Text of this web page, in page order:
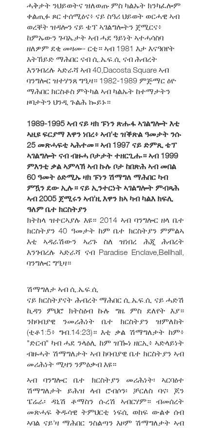
ሓቅታት ንህይወትና ዝለወጡ ምስ ካልኡት ክንካፈሎም
ቀልጢፉ ጾር ተሰሚዕና፥ ናይ ስዓሪ ህይወት ወርሓዊ ኣብ
ወረቐት ዝዳሎን ናይ ቴፕ ኣገልግሎትን ጀሚርና፥
ከምኡውን ጉባኤታት ኣብ ሓደ ዓይነት ኣተሓሳስባ
ዘለዎም ደቂ መዛሙ- ርቲ። ኣብ 1981 እታ እናዓበየት
እትኸይድ ማሕበር ናብ ሲ.ኤፍ.ሲ ናብ ሕብረት
እንገብረሉ ኣድራሻ ኣብ 40,Dacosta Square ኣብ
ባንግሎር ዝተሃንጸ ግዒዛ። 1982-1989 ምጅማር ዕዮ
ማሕበር ክርስቶስ ምትካል ኣብ ካልኡት ከተማታትን
ዞባታትን ህንዲ ጉልሕ ኰይኑ።
1989-1995 ኣብ ናይ ዛክ ፑነን ጽሑፋ ኣገልግሎት እቲ
ኣዚዩ ፍርያማ እዋን ነበረ፥ ኣብ'ቲ ዝቕጽል ዓመታት ንሱ
25 መጽሓፍቲ ኣሕተመ። ኣብ 1997 ናይ ድምጺ ቴፕ
ኣገልግሎት ናብ ብዙሓ ቦታታት ተዘርጊሑ። ኣብ 1999
ምእንቲ ቃል ኣምላኽ ኣብ ኩሉ ቦታ ከበጽሕ ኣብ መበል
60 ዓመት ዕድሚኡ ዛክ ፑነን ሽማግለ ማሕበር ካብ
ምዃን ደው ኢሉ። ናይ ኢንተርነት ኣገልግሎት ምብጻሕ
ኣብ 2005 ጀሚሩን ኣብ'ዚ እዋን ክኣ ካብ ካልእ ክፍሊ
ዓለም ቤተ ክርስትያን
ክትከላ ዝተርኣያሉ እዩ። 2014 ኣብ ባንግሎር ዘላ ቤተ
ክርስትያን 40 ዓመታት ከም ቤተ ክርስትያን ምምልኣ
እቲ ኣዳራሽውን ኣሪጉ ስለ ዝነበረ ሕጂ ሕብረት
እንገብረሉ ኣድራሻ ናብ Paradise Enclave,Bellhall,
ባንግሎር ግዒዛ።
ሽማግለታ ኣብ ሲ.ኤፍ.ሲ
ናይ ክርስትያናት ሕብረት ማሕበር ሲ.ኤፍ.ሲ ናይ ሓድሽ
ኪዳን ምህሮ ክትስዕብ ኩሉ ግዜ ምስ ደለየት እያ።
ንከባብያዊ ንመሪሕነት ቤተ ክርስትያን ዝምለከት
(ቲቶ1:5፥ ግብ.14:23)። እቲ ቃል ሽማግለታት ከም፥
"ድርብ" ካብ ሓደ ንላዕሊ ከም ዝዀነ ዘርኢ፥ ኣድላይነት
ብዙሓት ሽማግለታት ኣብ ከባብያዊ ቤተ ክርስትያን ኣብ
መሪሕነት ሚዛን ንምዕቃብ እዩ።
ኣብ ባንግሎር ቤተ ክርስትያን መሪሕነት፡ ኣርባዕተ
ሽማግለታት ይሕዝ ላብ ሮብሶን፡ ቻርለስ ባና፡ ጆን
ፔሬራ፡ ዳኒሽ ቶማስን ሱረሽ ኣብርሃም። ብመሰረት
መጽሓፍ ቅዱሳዊ ትምህርቲ ነፍሲ ወከፍ ውልቀ ሰብ
ኣባል ናይ'ዛ ማሕበር ንስልጣን እዞም ሽማግለታት ኣብ